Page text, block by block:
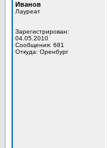
Иванов
Лауреат
Зарегистрирован:
04.05.2010
Сообщения: 681
Откуда: Оренбург